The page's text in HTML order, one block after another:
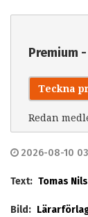
Premium
Teckna
Redan
2026-08-10
Text: Tomas
Bild: